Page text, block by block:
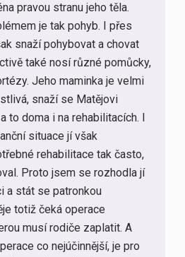
pravou stranu jeho těla.
je tak pohyb. I přes
snaží pohybovat a chovat
také nosí různé pomůcky,
Jeho maminka je velmi
snaží se Matějovi
to doma i na rehabilitacích. I
situace jí však
rehabilitace tak často,
Proto jsem se rozhodla jí
a stát se patronkou
totiž čeká operace
musí rodiče zaplatit. A
co nejúčinnější, je pro